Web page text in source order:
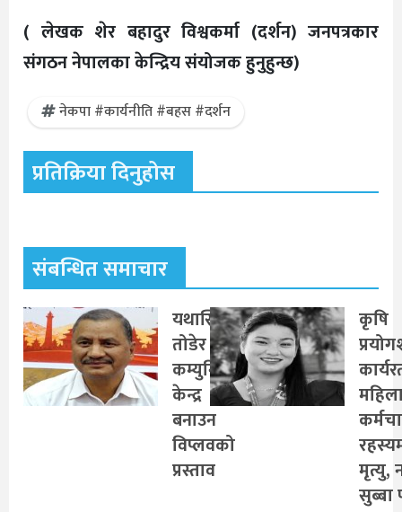
( लेखक शेर बहादुर विश्वकर्मा (दर्शन) जनपत्रकार
संगठन नेपालका केन्द्रिय संयोजक हुनुहुन्छ)
नेकपा #कार्यनीति #बहस #दर्शन
प्रतिक्रिया दिनुहोस
संबन्धित समाचार
यथास्थिति
तोडेर नयाँ
कम्युनिस्ट
केन्द्र
बनाउन
विप्लवको
प्रस्ताव
कृषि
मृत्यु,
सुब्बा